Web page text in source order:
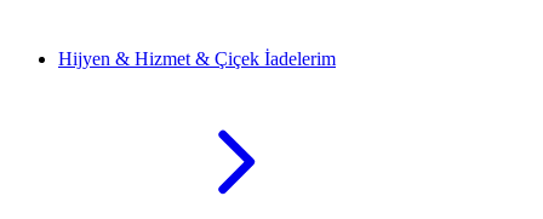
Hijyen & Hizmet & Çiçek İadelerim